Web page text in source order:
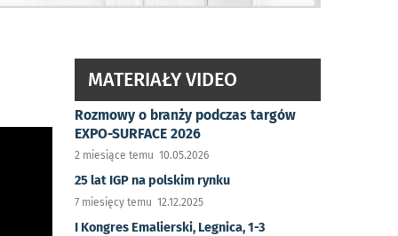
MATERIAŁY VIDEO
Rozmowy o branży podczas targów
EXPO-SURFACE 2026
2 miesiące temu 10.05.2026
25 lat IGP na polskim rynku
7 miesięcy temu 12.12.2025
I Kongres Emalierski, Legnica, 1-3